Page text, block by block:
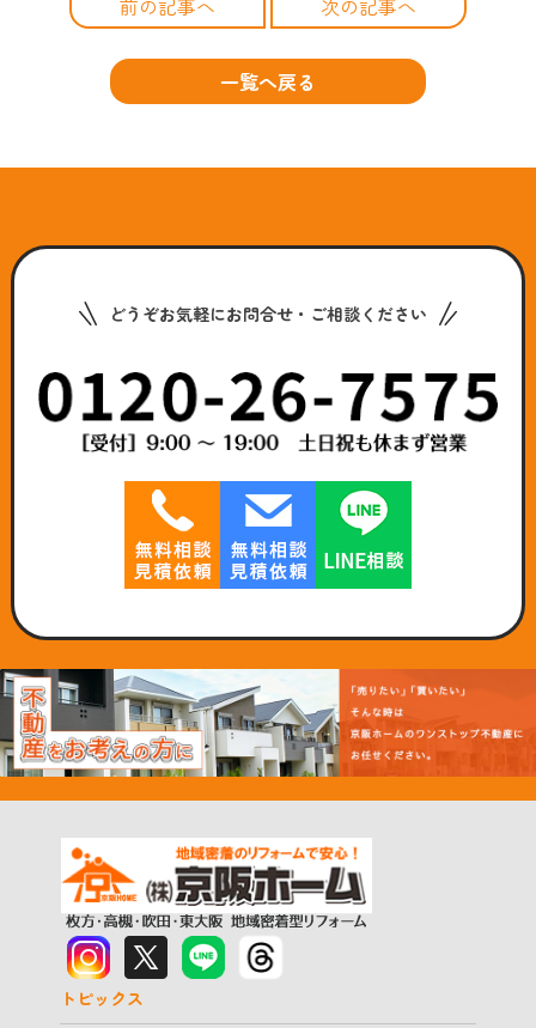
前の記事へ 次の記事へ
一覧へ戻る
どうぞお気軽にお問合せ・ご相談ください
トピックス